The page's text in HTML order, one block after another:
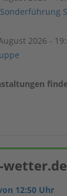
2026 -
12:50 Uhr